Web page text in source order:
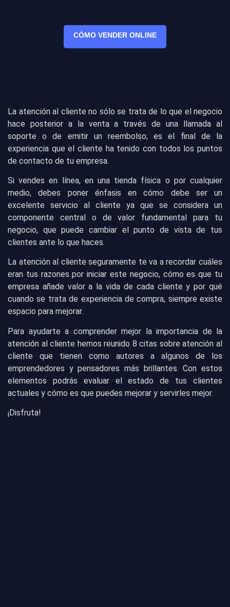
CÓMO VENDER ONLINE
La atención al cliente no sólo se trata de lo que el negocio
hace posterior a la venta a través de una llamada al
soporte o de emitir un reembolso; es el final de la
experiencia que el cliente ha tenido con todos los puntos
de contacto de tu empresa.
Si vendes en línea, en una tienda física o por cualquier
medio, debes poner énfasis en cómo debe ser un
excelente servicio al cliente ya que se considera un
componente central o de valor fundamental para tu
negocio, que puede cambiar el punto de vista de tus
clientes ante lo que haces.
La atención al cliente seguramente te va a recordar cuáles
eran tus razones por iniciar este negocio, cómo es que tu
empresa añade valor a la vida de cada cliente y por qué
cuando se trata de experiencia de compra, siempre existe
espacio para mejorar.
Para ayudarte a comprender mejor la importancia de la
atención al cliente hemos reunido 8 citas sobre atención al
cliente que tienen como autores a algunos de los
emprendedores y pensadores más brillantes. Con estos
elementos podrás evaluar el estado de tus clientes
actuales y cómo es que puedes mejorar y servirles mejor.
¡Disfruta!